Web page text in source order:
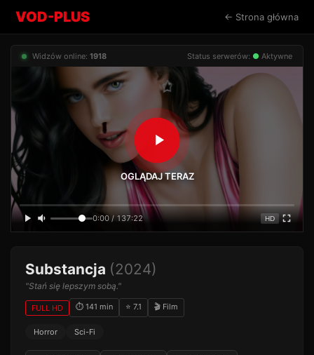
VOD-PLUS ← Strona główna
Widzów online: 1918 Status serwerów: ● Aktywne
OGLĄDAJ TERAZ
0:00 / 137:22 HD
Substancja (2024)
"Stań się lepszym sobą."
FULL HD ⏱ 141 min ⭐ 7.1 🎬 Film
Horror Sci-Fi